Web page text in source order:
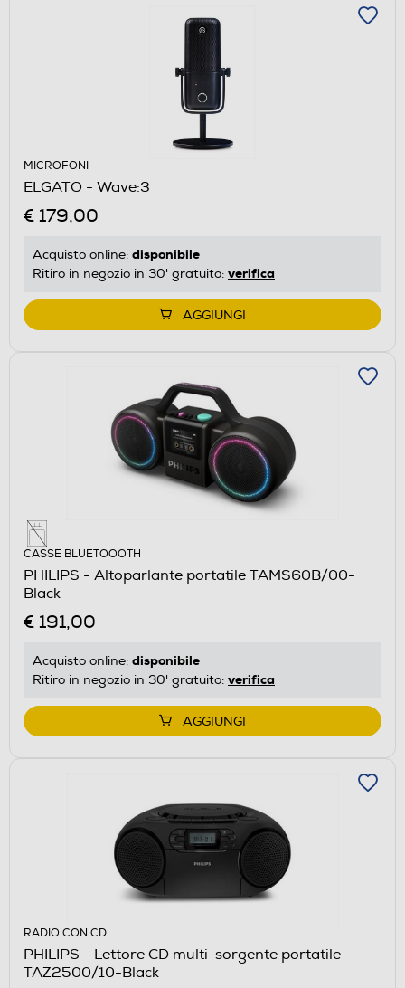
MICROFONI
ELGATO - Wave:3
€ 179,00
Acquisto online: disponibile
Ritiro in negozio in 30' gratuito: verifica
AGGIUNGI
CASSE BLUETOOOTH
PHILIPS - Altoparlante portatile TAMS60B/00-
Black
€ 191,00
Acquisto online: disponibile
Ritiro in negozio in 30' gratuito: verifica
AGGIUNGI
RADIO CON CD
PHILIPS - Lettore CD multi-sorgente portatile
TAZ2500/10-Black